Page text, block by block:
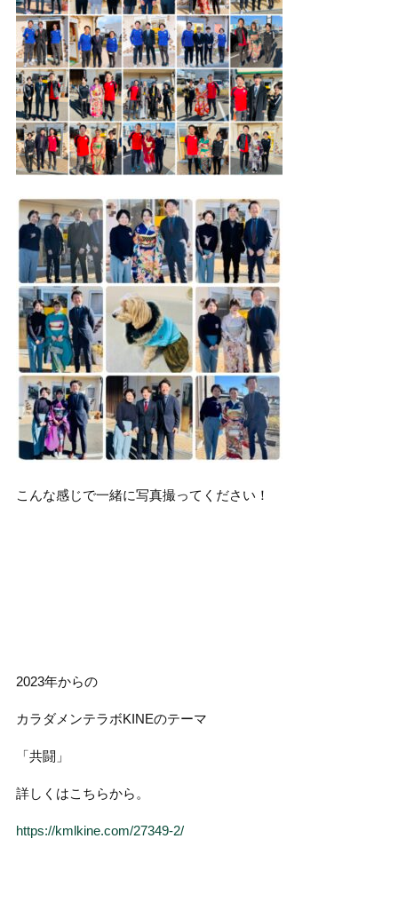
こんな感じで一緒に写真撮ってください！
2023年からの
カラダメンテラボKINEのテーマ
「共闘」
詳しくはこちらから。
https://kmlkine.com/27349-2/